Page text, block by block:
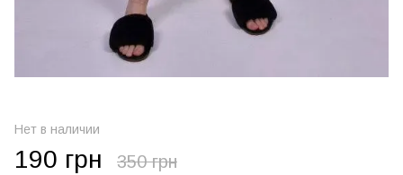
Нет в наличии
190 грн 350 грн